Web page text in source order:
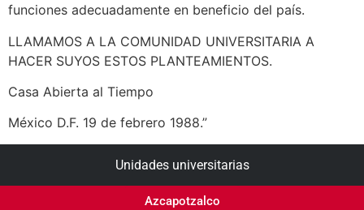
funciones adecuadamente en beneficio del país.
LLAMAMOS A LA COMUNIDAD UNIVERSITARIA A
HACER SUYOS ESTOS PLANTEAMIENTOS.
Casa Abierta al Tiempo
México D.F. 19 de febrero 1988.”
Unidades universitarias
Azcapotzalco